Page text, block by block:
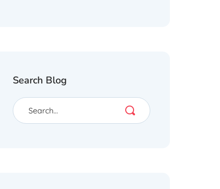
Search Blog